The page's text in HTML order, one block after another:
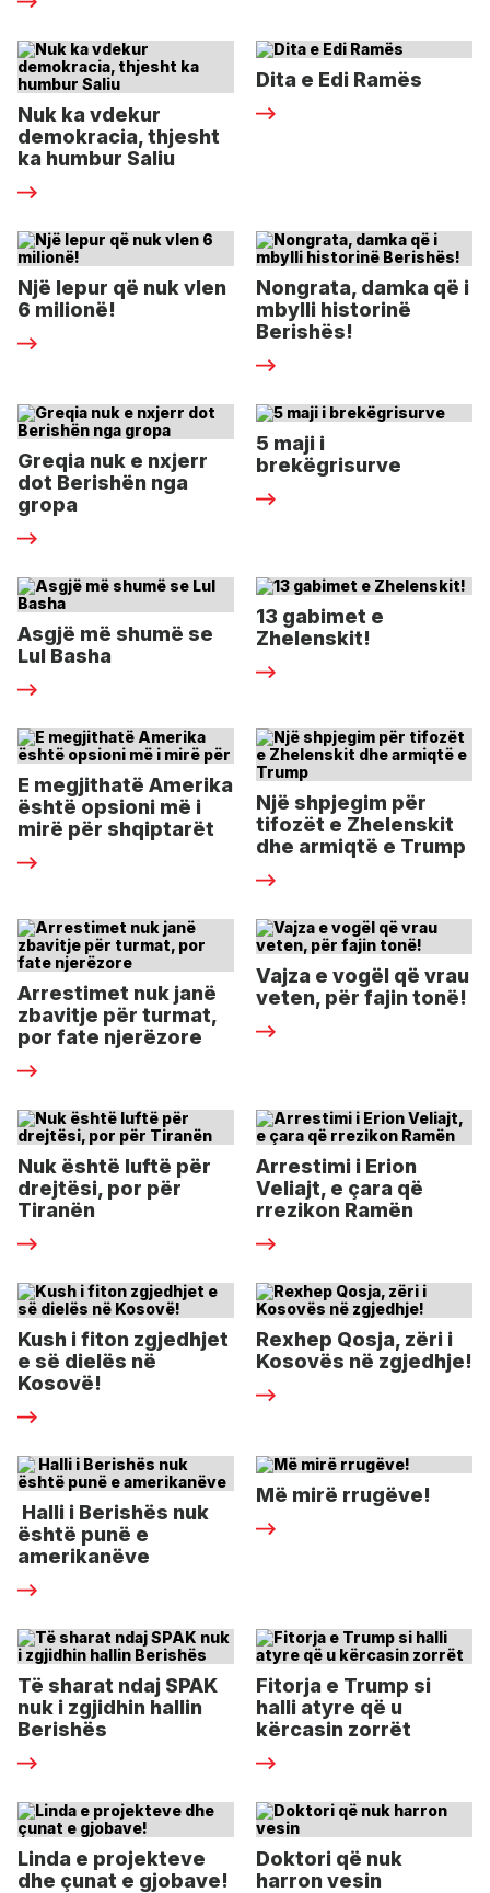
Nuk ka vdekur
demokracia, thjesht
ka humbur Saliu
Dita e Edi Ramës
Një lepur që nuk vlen
6 milionë!
Nongrata, damka që i
mbylli historinë
Berishës!
Greqia nuk e nxjerr
dot Berishën nga
gropa
5 maji i
brekëgrisurve
Asgjë më shumë se
Lul Basha
13 gabimet e
Zhelenskit!
E megjithatë Amerika
është opsioni më i
mirë për shqiptarët
Një shpjegim për
tifozët e Zhelenskit
dhe armiqtë e Trump
Arrestimet nuk janë
zbavitje për turmat,
por fate njerëzore
Vajza e vogël që vrau
veten, për fajin tonë!
Nuk është luftë për
drejtësi, por për
Tiranën
Arrestimi i Erion
Veliajt, e çara që
rrezikon Ramën
Kush i fiton zgjedhjet
e së dielës në
Kosovë!
Rexhep Qosja, zëri i
Kosovës në zgjedhje!
Halli i Berishës nuk
është punë e
amerikanëve
Më mirë rrugëve!
Të sharat ndaj SPAK
nuk i zgjidhin hallin
Berishës
Fitorja e Trump si
halli atyre që u
kërcasin zorrët
Linda e projekteve
dhe çunat e gjobave!
Doktori që nuk
harron vesin